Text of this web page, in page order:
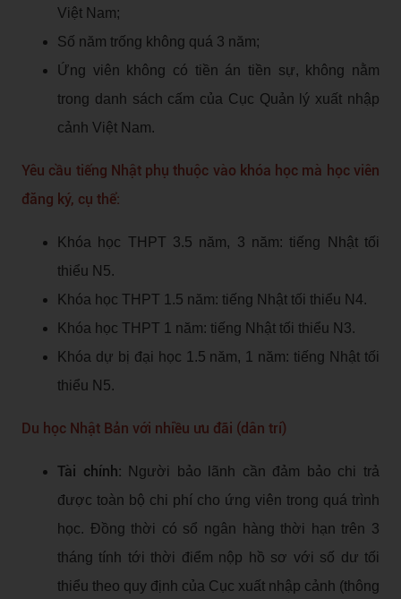
Việt Nam;
Số năm trống không quá 3 năm;
Ứng viên không có tiền án tiền sự, không nằm
trong danh sách cấm của Cục Quản lý xuất nhập
cảnh Việt Nam.
Yêu cầu tiếng Nhật phụ thuộc vào khóa học mà học viên
đăng ký, cụ thể:
Khóa học THPT 3.5 năm, 3 năm: tiếng Nhật tối
thiểu N5.
Khóa học THPT 1.5 năm: tiếng Nhật tối thiểu N4.
Khóa học THPT 1 năm: tiếng Nhật tối thiểu N3.
Khóa dự bị đại học 1.5 năm, 1 năm: tiếng Nhật tối
thiểu N5.
Du học Nhật Bản với nhiều ưu đãi (dân trí)
Tài chính:
Người bảo lãnh cần đảm bảo chi trả
được toàn bộ chi phí cho ứng viên trong quá trình
học. Đồng thời có sổ ngân hàng thời hạn trên 3
tháng tính tới thời điểm nộp hồ sơ với số dư tối
thiểu theo quy định của Cục xuất nhập cảnh (thông